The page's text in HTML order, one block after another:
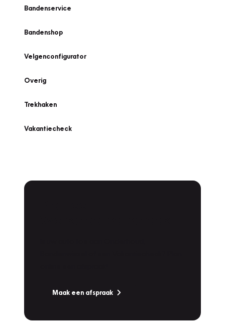
Bandenservice
Bandenshop
Velgenconfigurator
Overig
Trekhaken
Vakantiecheck
Maak een afspraak